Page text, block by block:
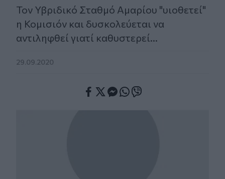
Τον Υβριδικό Σταθμό Αμαρίου "υιοθετεί"
η Κομισιόν και δυσκολεύεται να
αντιληφθεί γιατί καθυστερεί...
29.09.2020